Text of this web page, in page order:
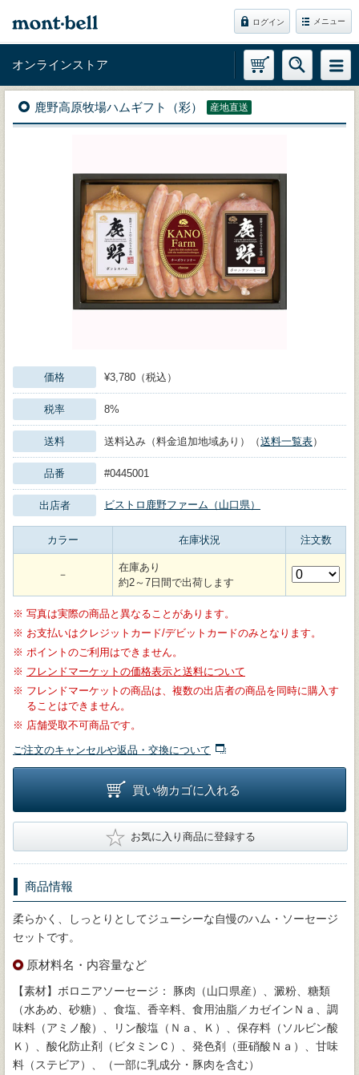
ログイン メニュー
オンラインストア
鹿野高原牧場ハムギフト（彩） 産地直送
価格 ¥3,780（税込）
税率 8%
送料 送料込み（料金追加地域あり）（送料一覧表）
品番 #0445001
出店者 ビストロ鹿野ファーム（山口県）
カラー 在庫状況 注文数
－
在庫あり
約2～7日間で出荷します
※ 写真は実際の商品と異なることがあります。
※ お支払いはクレジットカード/デビットカードのみとなります。
※ ポイントのご利用はできません。
※ フレンドマーケットの価格表示と送料について
※ フレンドマーケットの商品は、複数の出店者の商品を同時に購入す
ることはできません。
※ 店舗受取不可商品です。
ご注文のキャンセルや返品・交換について
買い物カゴに入れる
★ お気に入り商品に登録する
商品情報
柔らかく、しっとりとしてジューシーな自慢のハム・ソーセージ
セットです。
原材料名・内容量など
【素材】ボロニアソーセージ： 豚肉（山口県産）、澱粉、糖類
（水あめ、砂糖）、食塩、香辛料、食用油脂／カゼインＮａ、調
味料（アミノ酸）、リン酸塩（Ｎａ、Ｋ）、保存料（ソルビン酸
Ｋ）、酸化防止剤（ビタミンＣ）、発色剤（亜硝酸Ｎａ）、甘味
料（ステビア）、（一部に乳成分・豚肉を含む）